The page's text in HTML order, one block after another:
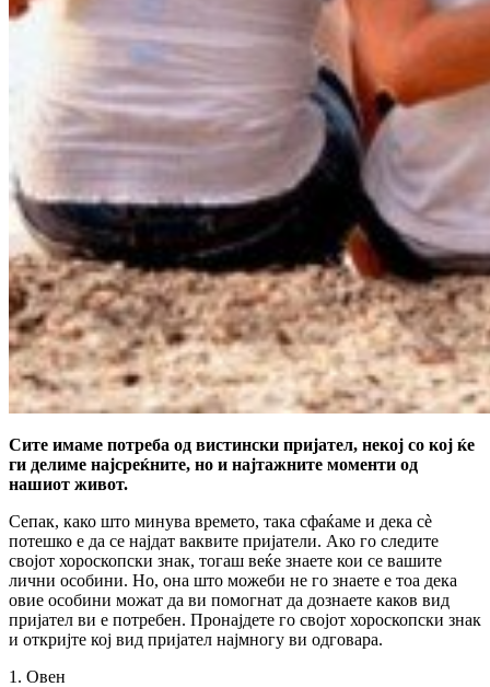
Сите имаме потреба од вистински пријател, некој со кој ќе
ги делиме најсреќните, но и најтажните моменти од
нашиот живот.
Сепак, како што минува времето, така сфаќаме и дека сѐ
потешко е да се најдат ваквите пријатели. Ако го следите
својот хороскопски знак, тогаш веќе знаете кои се вашите
лични особини. Но, она што можеби не го знаете е тоа дека
овие особини можат да ви помогнат да дознаете каков вид
пријател ви е потребен. Пронајдете го својот хороскопски знак
и откријте кој вид пријател најмногу ви одговара.
1. Овен